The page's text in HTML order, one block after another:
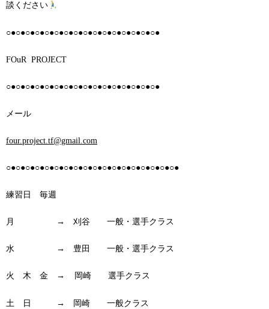
談ください
○●○●○●○●○●○●○●○●○●○●○●○●○●○●○●○●
FOuR PROJECT
○●○●○●○●○●○●○●○●○●○●○●○●○●○●○●○●
メール
four.project.tf@gmail.com
○●○●○●○●○●○●○●○●○●○●○●○●○●○●○●○●○●○●
練習日 毎週
月 → 刈谷 一般・選手クラス
水 → 豊田 一般・選手クラス
火 木 金 → 岡崎 選手クラス
土 日 → 岡崎 一般クラス